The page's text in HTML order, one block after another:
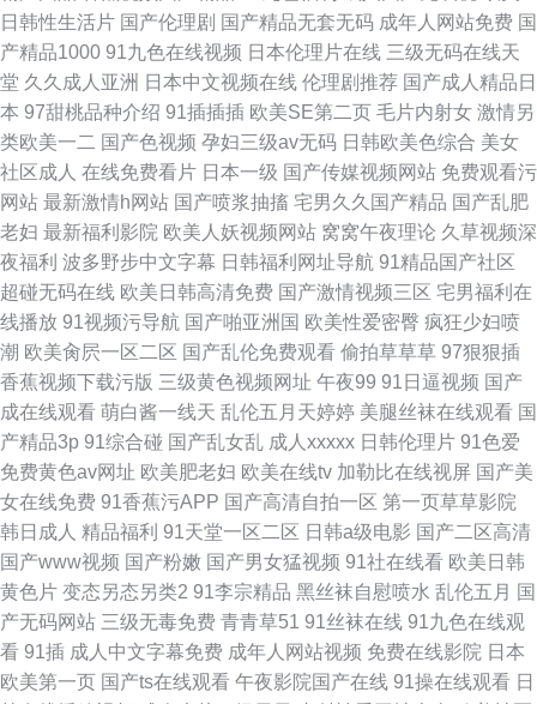
日韩性生活片 国产伦理剧 国产精品无套无码 成年人网站免费 国
产精品1000 91九色在线视频 日本伦理片在线 三级无码在线天
堂 久久成人亚洲 日本中文视频在线 伦理剧推荐 国产成人精品日
本 97甜桃品种介绍 91插插插 欧美SE第二页 毛片内射女 激情另
类欧美一二 国产色视频 孕妇三级av无码 日韩欧美色综合 美女
社区成人 在线免费看片 日本一级 国产传媒视频网站 免费观看污
网站 最新激情h网站 国产喷浆抽搐 宅男久久国产精品 国产乱肥
老妇 最新福利影院 欧美人妖视频网站 窝窝午夜理论 久草视频深
夜福利 波多野步中文字幕 日韩福利网址导航 91精品国产社区
超碰无码在线 欧美日韩高清免费 国产激情视频三区 宅男福利在
线播放 91视频污导航 国产啪亚洲国 欧美性爱密臀 疯狂少妇喷
潮 欧美肏屄一区二区 国产乱伦免费观看 偷拍草草草 97狠狠插
香蕉视频下载污版 三级黄色视频网址 午夜99 91日逼视频 国产
成在线观看 萌白酱一线天 乱伦五月天婷婷 美腿丝袜在线观看 国
产精品3p 91综合碰 国产乱女乱 成人xxxxx 日韩伦理片 91色爱
免费黄色av网址 欧美肥老妇 欧美在线tv 加勒比在线视屏 国产美
女在线免费 91香蕉污APP 国产高清自拍一区 第一页草草影院
韩日成人 精品福利 91天堂一区二区 日韩a级电影 国产二区高清
国产www视频 国产粉嫩 国产男女猛视频 91社在线看 欧美日韩
黄色片 变态另态另类2 91李宗精品 黑丝袜自慰喷水 乱伦五月 国
产无码网站 三级无毒免费 青青草51 91丝袜在线 91九色在线观
看 91插 成人中文字幕免费 成年人网站视频 免费在线影院 日本
欧美第一页 国产ts在线观看 午夜影院国产在线 91操在线观看 日